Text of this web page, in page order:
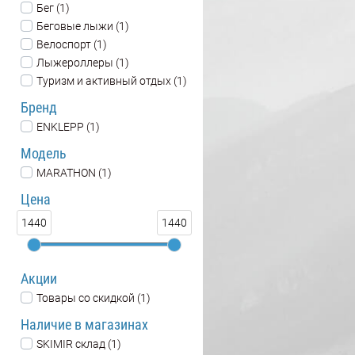
Бег (1)
Беговые лыжи (1)
Велоспорт (1)
Лыжероллеры (1)
Туризм и активный отдых (1)
Бренд
ENKLEPP (1)
Модель
MARATHON (1)
Цена
1440 1440
Акции
Товары со скидкой (1)
Наличие в магазинах
SKIMIR склад (1)